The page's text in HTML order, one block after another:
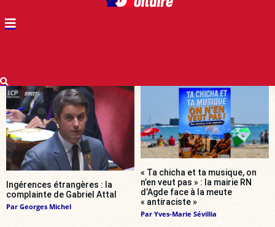
Ingérences étrangères : la
complainte de Gabriel Attal
Par Georges Michel
« Ta chicha et ta musique, on
n’en veut pas » : la mairie RN
d’Agde face à la meute
« antiraciste »
Par Yves-Marie Sévillia